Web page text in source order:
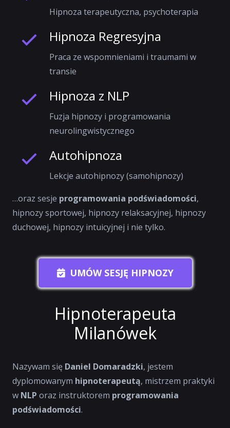
Hipnoza terapeutyczna, psychoterapia
Hipnoza Regresyjna
Praca ze wspomnieniami i traumami w
transie
Hipnoza z NLP
Fuzja hipnozy i programowania
neurolingwistycznego
Autohipnoza
Lekcje autohipnozy (samohipnozy)
…oraz sesje programowania podświadomości,
hipnozy sportowej, hipnozy relaksacyjnej, hipnozy
duchowej, hipnozy intuicyjnej i nie tylko.
UMÓW SESJĘ HIPNOZY
Hipnoterapeuta
Milanówek
Nazywam się Daniel Domaradzki, jestem
dyplomowanym hipnoterapeutą, mistrzem praktyki
w NLP oraz instruktorem programowania
podświadomości.